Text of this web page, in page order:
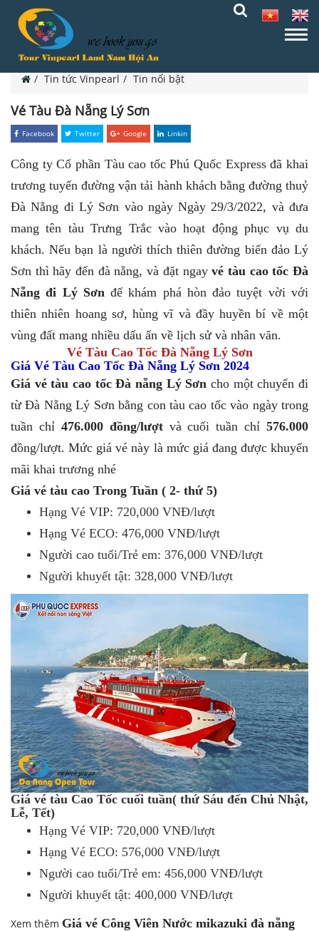
Tin tức Vinpearl Tin nổi bật
Vé Tàu Đà Nẵng Lý Sơn
Facebook Twitter Google Linkin
Công ty Cổ phần Tàu cao tốc Phú Quốc Express đã khai
trương tuyến đường vận tải hành khách bằng đường thuỷ
Đà Nẵng đi Lý Sơn vào ngàyNgày 29/3/2022, và đưa
mang tên tàu Trưng Trắc vào hoạt động phục vụ du
khách. Nếu bạn là người thích thiên đường biển đảo Lý
Sơn thì hãy đến đà nẵng, và đặt ngayvé tàu cao tốc Đà
Nẵng đi Lý Sơnđể khám phá hòn đảo tuyệt vời với
thiên nhiên hoang sơ, hùng vĩ và đầy huyền bí về một
vùng đất mang nhiều dấu ấn về lịch sử và nhân văn.
Vé Tàu Cao Tốc Đà Nẵng Lý Sơn
Giá Vé Tàu Cao Tốc Đà Nẵng Lý Sơn 2024
Giá vé tàu cao tốc Đà nẵng Lý Sơn cho một chuyến đi
từ Đà Nẵng Lý Sơn bằng con tàu cao tốc vào ngày trong
tuần chỉ 476.000 đồng/lượtvà cuối tuần chỉ 576.000
đồng/lượt. Mức giá vé này là mức giá đang được khuyến
mãi khai trương nhé
Giá vé tàu cao Trong Tuần ( 2- thứ 5)
Hạng Vé VIP: 720,000 VNĐ/lượt
Hạng Vé ECO: 476,000 VNĐ/lượt
Người cao tuổi/Trẻ em: 376,000 VNĐ/lượt
Người khuyết tật: 328,000 VNĐ/lượt
Giá vé tàu Cao Tốc cuối tuần( thứ Sáu đến Chủ Nhật,
Lễ, Tết)
Hạng Vé VIP: 720,000 VNĐ/lượt
Hạng Vé ECO: 576,000 VNĐ/lượt
Người cao tuổi/Trẻ em: 456,000 VNĐ/lượt
Người khuyết tật: 400,000 VNĐ/lượt
Xem thêm Giá vé Công Viên Nước mikazuki đà nẵng